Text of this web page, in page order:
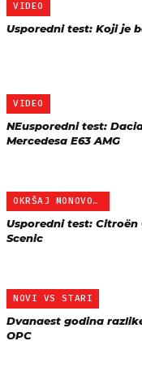
VIDEO
Usporedni test: Koji je
VIDEO
NEusporedni test:
Mercedesa E63 AMG
OKRŠAJ MONOVOLUMENA
Usporedni test: Citroën
Scenic
NOVI VS STARI
Dvanaest godina
OPC